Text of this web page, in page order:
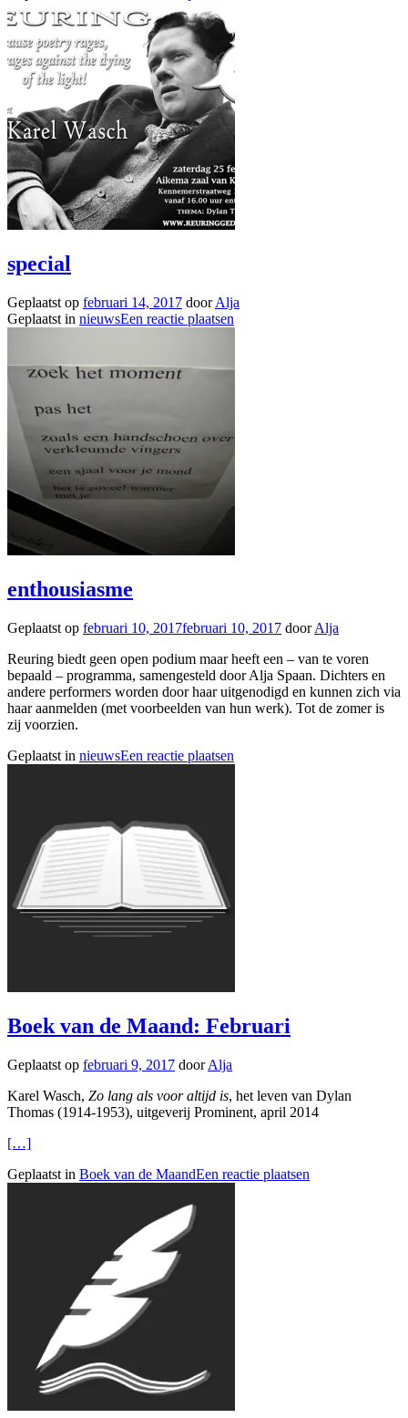
special
Geplaatst op februari 14, 2017 doorAlja
Geplaatst in nieuwsEen reactie plaatsen
enthousiasme
Geplaatst op februari 10, 2017februari 10, 2017 doorAlja
Reuring biedt geen open podium maar heeft een – van te voren
bepaald – programma, samengesteld door Alja Spaan. Dichters en
andere performers worden door haar uitgenodigd en kunnen zich via
haar aanmelden (met voorbeelden van hun werk). Tot de zomer is
zij voorzien.
Geplaatst in nieuwsEen reactie plaatsen
Boek van de Maand: Februari
Geplaatst op februari 9, 2017 doorAlja
Karel Wasch, Zo lang als voor altijd is, het leven van Dylan
Thomas (1914-1953), uitgeverij Prominent, april 2014
[…]
Geplaatst in Boek van de MaandEen reactie plaatsen